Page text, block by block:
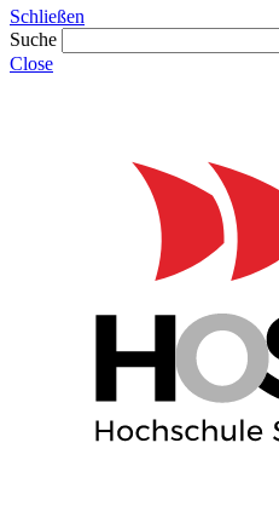
Schließen
Suche
Close